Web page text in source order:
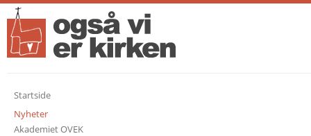
Startside
Nyheter
Akademiet OVEK